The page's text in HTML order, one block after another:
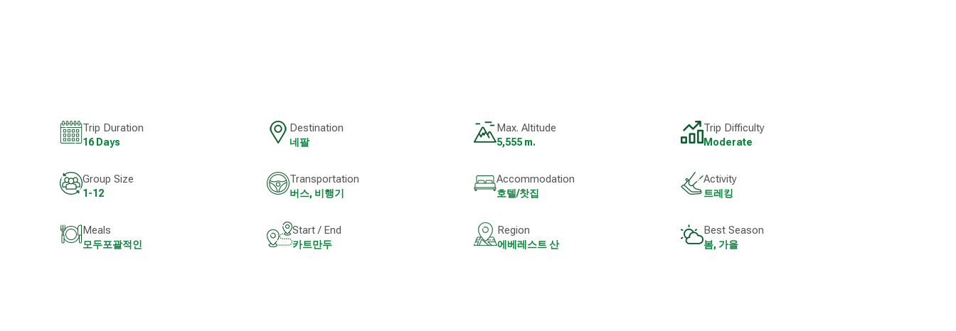
Trip Duration
16 Days
Destination
네팔
Max. Altitude
5,555 m.
Trip Difficulty
Moderate
Group Size
1-12
Transportation
버스, 비행기
Accommodation
호텔/찻집
Activity
트레킹
Meals
모두포괄적인
Start / End
카트만두
Region
에베레스트 산
Best Season
봄, 가을